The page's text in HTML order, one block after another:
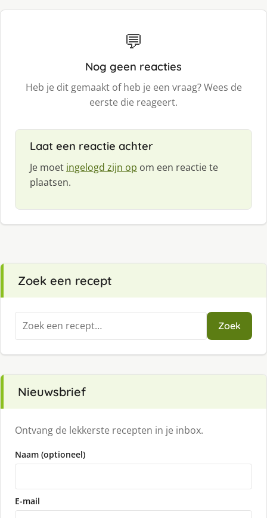
💬
Nog geen reacties
Heb je dit gemaakt of heb je een vraag? Wees de
eerste die reageert.
Laat een reactie achter
Je moet ingelogd zijn op om een reactie te
plaatsen.
Zoek een recept
Zoeken
naar:
Zoek
Nieuwsbrief
Ontvang de lekkerste recepten in je inbox.
Naam (optioneel)
E-mail